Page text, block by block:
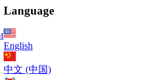
Language
English
中文 (中国)